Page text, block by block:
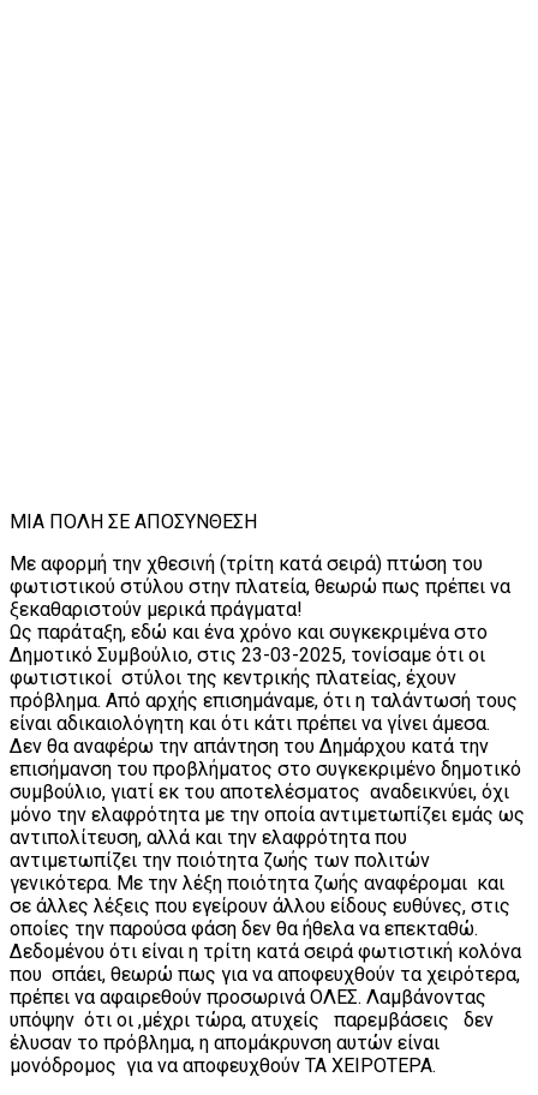
ΜΙΑ ΠΟΛΗ ΣΕ ΑΠΟΣΥΝΘΕΣΗ
Με αφορμή την χθεσινή (τρίτη κατά σειρά) πτώση του
φωτιστικού στύλου στην πλατεία, θεωρώ πως πρέπει να
ξεκαθαριστούν μερικά πράγματα!
Ως παράταξη, εδώ και ένα χρόνο και συγκεκριμένα στο
Δημοτικό Συμβούλιο, στις 23-03-2025, τονίσαμε ότι οι
φωτιστικοί στύλοι της κεντρικής πλατείας, έχουν
πρόβλημα. Από αρχής επισημάναμε, ότι η ταλάντωσή τους
είναι αδικαιολόγητη και ότι κάτι πρέπει να γίνει άμεσα.
Δεν θα αναφέρω την απάντηση του Δημάρχου κατά την
επισήμανση του προβλήματος στο συγκεκριμένο δημοτικό
συμβούλιο, γιατί εκ του αποτελέσματος αναδεικνύει, όχι
μόνο την ελαφρότητα με την οποία αντιμετωπίζει εμάς ως
αντιπολίτευση, αλλά και την ελαφρότητα που
αντιμετωπίζει την ποιότητα ζωής των πολιτών
γενικότερα. Με την λέξη ποιότητα ζωής αναφέρομαι και
σε άλλες λέξεις που εγείρουν άλλου είδους ευθύνες, στις
οποίες την παρούσα φάση δεν θα ήθελα να επεκταθώ.
Δεδομένου ότι είναι η τρίτη κατά σειρά φωτιστική κολόνα
που σπάει, θεωρώ πως για να αποφευχθούν τα χειρότερα,
πρέπει να αφαιρεθούν προσωρινά ΟΛΕΣ. Λαμβάνοντας
υπόψην ότι οι ,μέχρι τώρα, ατυχείς παρεμβάσεις δεν
έλυσαν το πρόβλημα, η απομάκρυνση αυτών είναι
μονόδρομος για να αποφευχθούν ΤΑ ΧΕΙΡΟΤΕΡΑ.